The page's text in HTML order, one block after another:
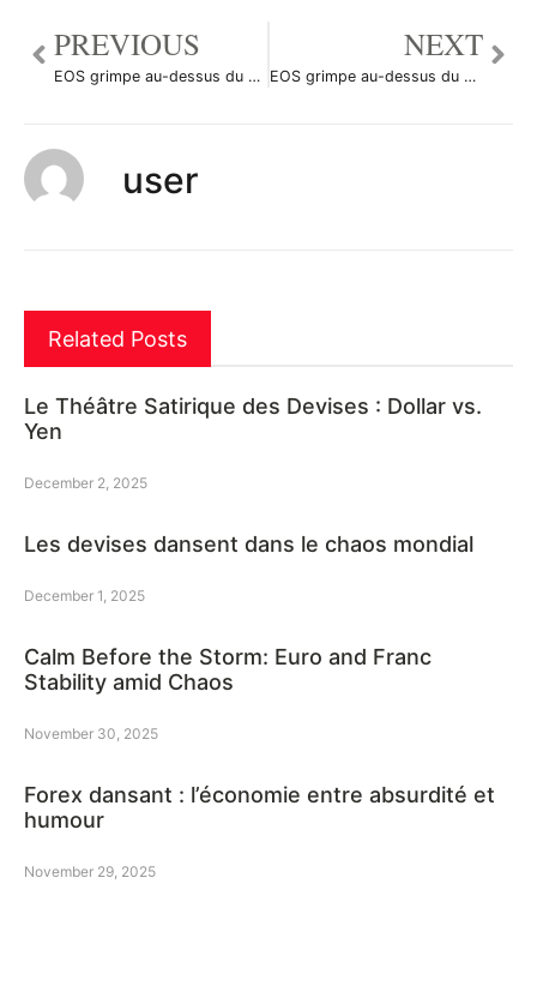
PREVIOUS
EOS grimpe au-dessus du seuil de 4,3055, en hausse de 1%
NEXT
EOS grimpe au-dessus du seuil de 4,1113, en hausse de 5%
user
Related Posts
Le Théâtre Satirique des Devises : Dollar vs.
Yen
December 2, 2025
Les devises dansent dans le chaos mondial
December 1, 2025
Calm Before the Storm: Euro and Franc
Stability amid Chaos
November 30, 2025
Forex dansant : l’économie entre absurdité et
humour
November 29, 2025